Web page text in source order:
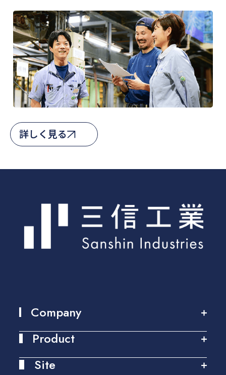
詳しく見る
Company
トップ
トップ
私たちの強み
私たちの強み
代表メッセージ
Product
金属コーティング加工（R2R）
金属コーティング加工（R2R）
金属ラミネート加工（R2R）
Site
TOPICS＆NEWS